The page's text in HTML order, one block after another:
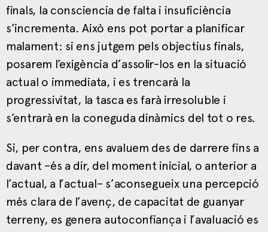
finals, la consciencia de falta i insuficiència
s’incrementa. Això ens pot portar a planificar
malament: si ens jutgem pels objectius finals,
posarem l’exigència d’assolir-los en la situació
actual o immediata, i es trencarà la
progressivitat, la tasca es farà irresoluble i
s’entrarà en la coneguda dinàmics del tot o res.
Si, per contra, ens avaluem des de darrere fins a
davant –és a dir, del moment inicial, o anterior a
l’actual, a l’actual– s’aconsegueix una percepció
més clara de l’avenç, de capacitat de guanyar
terreny, es genera autoconfiança i l’avaluació es